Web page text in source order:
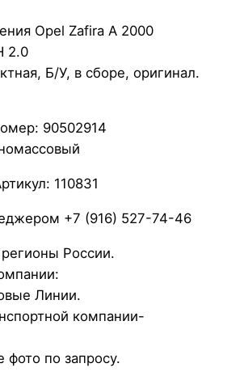
Opel Zafira A 2000
2.0
Б/У, в сборе, оригинал.
90502914
110831
+7 (916) 527-74-46
России.
Линии.
компании-
по запросу.